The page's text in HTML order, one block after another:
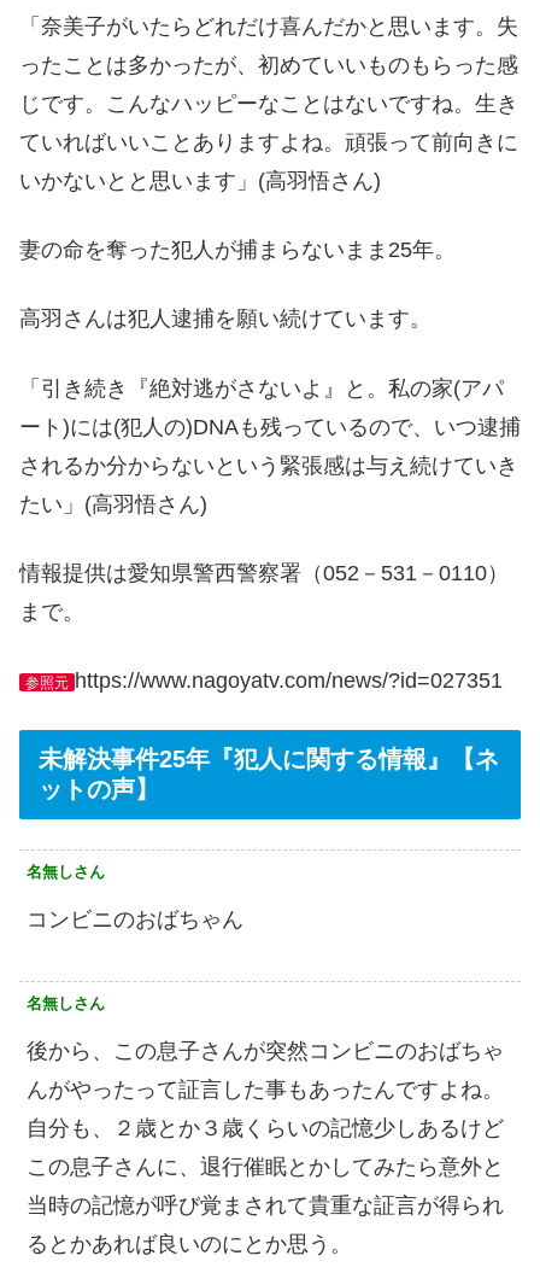
「奈美子がいたらどれだけ喜んだかと思います。失
ったことは多かったが、初めていいものもらった感
じです。こんなハッピーなことはないですね。生き
ていればいいことありますよね。頑張って前向きに
いかないとと思います」(高羽悟さん)
妻の命を奪った犯人が捕まらないまま25年。
高羽さんは犯人逮捕を願い続けています。
「引き続き『絶対逃がさないよ』と。私の家(アパ
ート)には(犯人の)DNAも残っているので、いつ逮捕
されるか分からないという緊張感は与え続けていき
たい」(高羽悟さん)
情報提供は愛知県警西警察署（052－531－0110）
まで。
参照元 https://www.nagoyatv.com/news/?id=027351
未解決事件25年『犯人に関する情報』【ネ
ットの声】
名無しさん
コンビニのおばちゃん
名無しさん
後から、この息子さんが突然コンビニのおばちゃ
んがやったって証言した事もあったんですよね。
自分も、２歳とか３歳くらいの記憶少しあるけど
この息子さんに、退行催眠とかしてみたら意外と
当時の記憶が呼び覚まされて貴重な証言が得られ
るとかあれば良いのにとか思う。